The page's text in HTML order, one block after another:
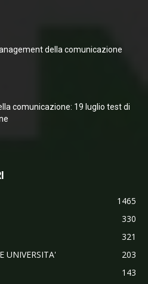
della comunicazione
comunicazione: 19 luglio test di
1465
330
321
UNIVERSITA'
203
143